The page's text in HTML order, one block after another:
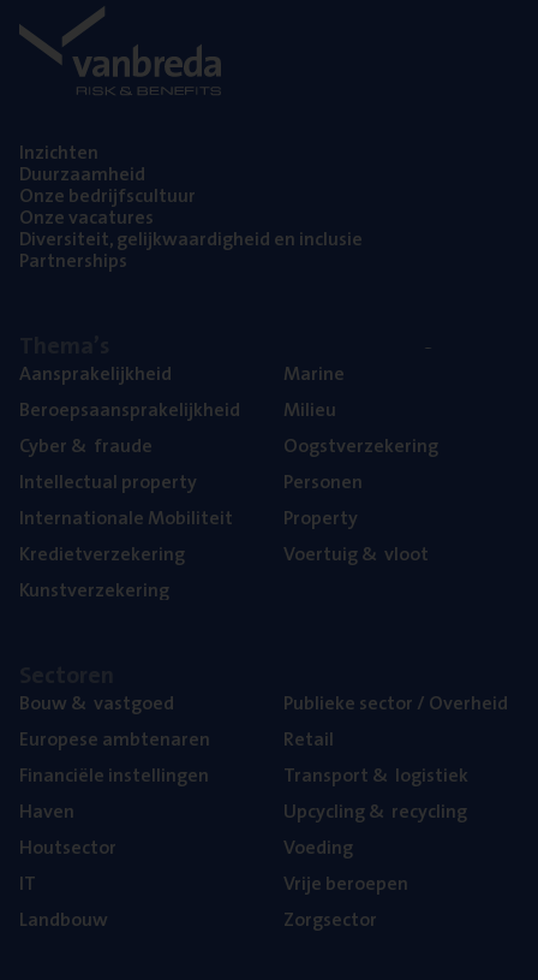
Inzich­ten
Duur­zaam­heid
Onze bedrijfs­cul­tuur
Onze vaca­tu­res
Diver­si­teit, gelijk­waar­dig­heid en inclusie
Part­ner­ships
Aan­spra­ke­lijk­heid
Beroeps­aan­spra­ke­lijk­heid
Cyber& fraude
Intel­lec­tu­al property
Inter­na­ti­o­na­le Mobiliteit
Kre­diet­ver­ze­ke­ring
Kunst­ver­ze­ke­ring
Mari­ne
Mili­eu
Oogst­ver­ze­ke­ring
Per­so­nen
Pro­per­ty
Voer­tuig& vloot
Bouw& vastgoed
Euro­pe­se ambtenaren
Finan­ci­ë­le instellingen
Haven
Hout­sec­tor
IT
Land­bouw
Publie­ke sec­tor / Overheid
Retail
Trans­port& logistiek
Upcy­cling& recycling
Voe­ding
Vrije beroe­pen
Zorg­sec­tor